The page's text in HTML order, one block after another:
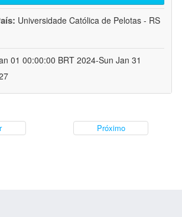
Universidade Católica de Pelotas - RS
01 00:00:00 BRT 2024-Sun Jan 31
Próximo